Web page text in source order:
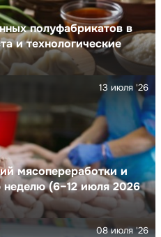
полуфабрикатов в
и технологические
мясопереработки и
(6–12 июля 2026
13 июля '26
08 июля '26